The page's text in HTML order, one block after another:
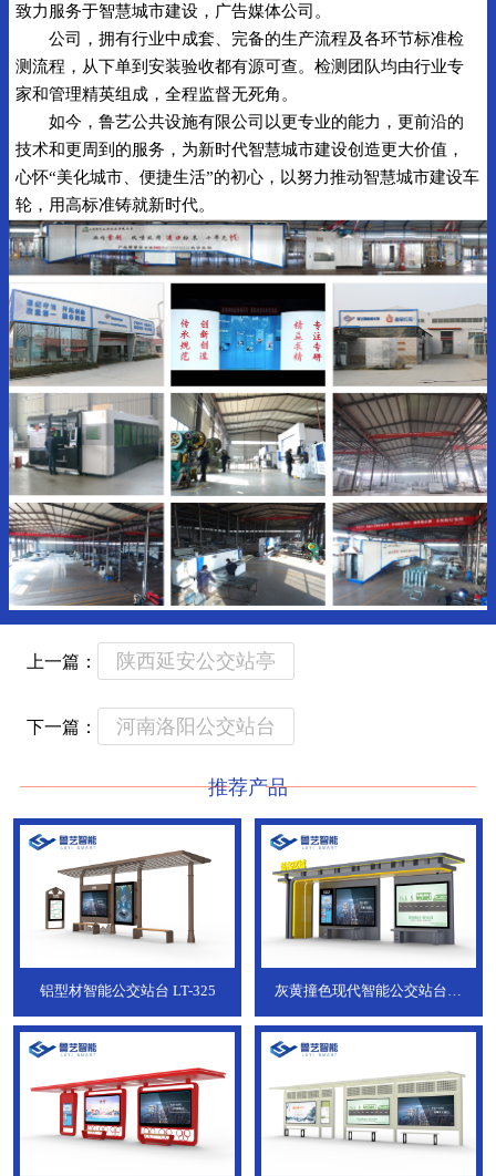
致力服务于智慧城市建设，广告媒体公司。
公司，拥有行业中成套、完备的生产流程及各环节标准检
测流程，从下单到安装验收都有源可查。检测团队均由行业专
家和管理精英组成，全程监督无死角。
如今，鲁艺公共设施有限公司以更专业的能力，更前沿的
技术和更周到的服务，为新时代智慧城市建设创造更大价值，
心怀“美化城市、便捷生活”的初心，以努力推动智慧城市建设车
轮，用高标准铸就新时代。
上一篇： 陕西延安公交站亭
下一篇： 河南洛阳公交站台
推荐产品
铝型材智能公交站台 LT-325
灰黄撞色现代智能公交站台，